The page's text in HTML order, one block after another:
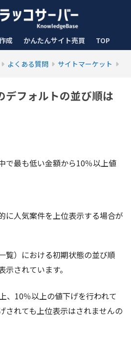
成 かんたんサイト売買 TOP
よくある質問 サイトマーケット
デフォルトの並び順は
で最も低い金額から10％以上値
に人気案件を上位表示する場合が
覧）における初期状態の並び順
されています。
、10％以上の値下げを行われて
されても上位表示はされませんの